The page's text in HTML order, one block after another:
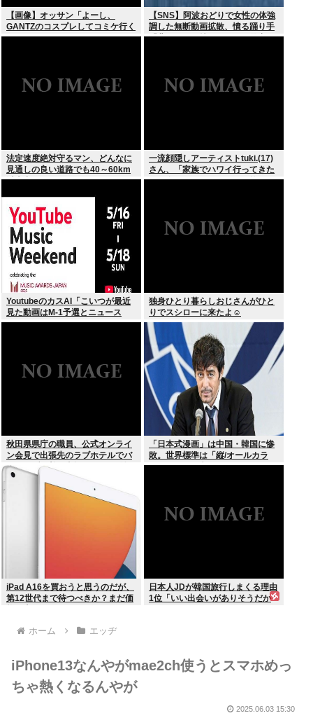
【画像】オッサン「よーし、
GANTZのコスプレしてコミケ行く
かー」
【SNS】阿波おどりで女性の体強
調した無断動画拡散、憤る踊り手
「悲しいし気持ち悪い」…警察へ
法定速度絶対守るマン、どんなに
見通しの良い道路でも40～60km
以上出さない
一流顔隠しアーティストtuki.(17)
さん、「家族でハワイ行ってきた
w」 自己顕示欲がどんどん抑えら
YoutubeのカスAI「こいつが最近
見た動画はM-1予選とニュース
か…」
独身ひとり暮らしおじさんがひと
りでスシローに来たよ☺
秋田県県庁の職員、公式オンライ
ン会見で出張先のラブホテルでバ
スローブを着て喫煙しながら登場
www
「日本式漫画」は中国・韓国に惨
敗。世界標準は「縦/オールカラ
ー」の”ウェブトゥーン”に
iPad A16を買おうと思うのだが、
第12世代まで待つべきか？まだ価
日本人JDが韓国旅行しまくる理由
1位「いい出会いがありそうだか
ホーム エッヂ
iPhone13なんやがmae2ch使うとスマホめっ
ちゃ熱くなるんやが
2025.06.03 15:30